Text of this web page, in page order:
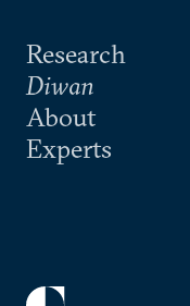
Research
Diwan
About
Experts